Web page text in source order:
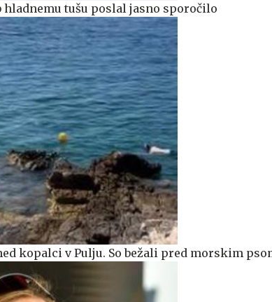
tušu poslal jasno sporočilo
kopalci v Pulju. So bežali pred morskim